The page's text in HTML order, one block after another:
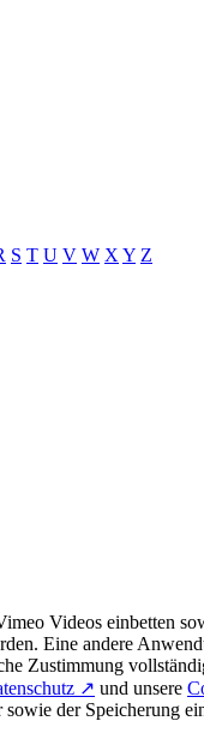
S T U V W X Y Z
Videos einbetten
Eine andere
Zustimmung
↗ und unsere
der Speicherung